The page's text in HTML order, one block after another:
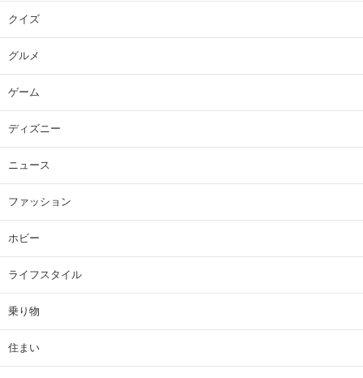
クイズ
グルメ
ゲーム
ディズニー
ニュース
ファッション
ホビー
ライフスタイル
乗り物
住まい